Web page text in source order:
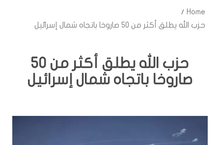
Home
حزب الله يطلق أكثر من 50 صاروخا باتجاه شمال إسرائيل
حزب الله يطلق أكثر من 50
صاروخا باتجاه شمال إسرائيل